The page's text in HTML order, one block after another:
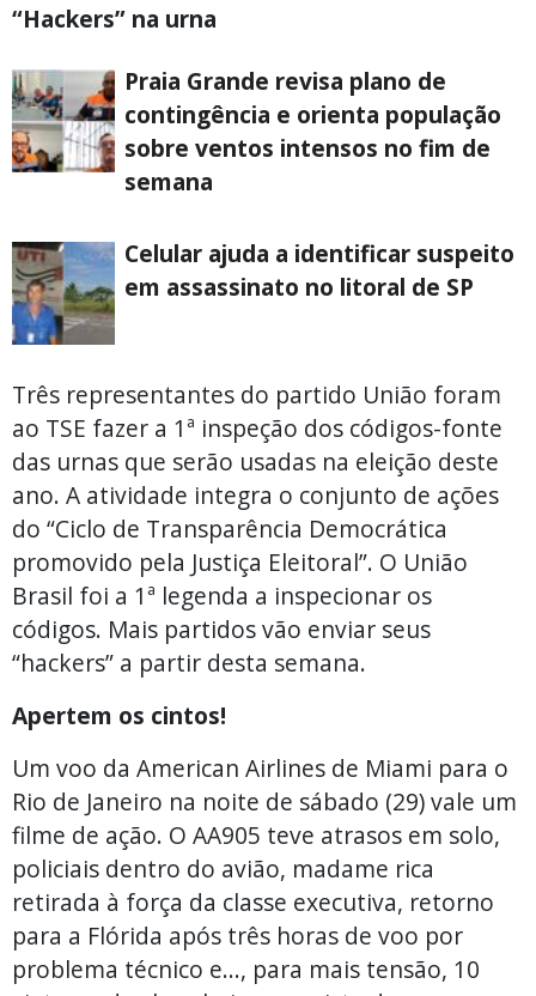
“Hackers” na urna
Praia Grande revisa plano de
contingência e orienta população
sobre ventos intensos no fim de
semana
Celular ajuda a identificar suspeito
em assassinato no litoral de SP
Três representantes do partido União foram
ao TSE fazer a 1ª inspeção dos códigos-fonte
das urnas que serão usadas na eleição deste
ano. A atividade integra o conjunto de ações
do “Ciclo de Transparência Democrática
promovido pela Justiça Eleitoral”. O União
Brasil foi a 1ª legenda a inspecionar os
códigos. Mais partidos vão enviar seus
“hackers” a partir desta semana.
Apertem os cintos!
Um voo da American Airlines de Miami para o
Rio de Janeiro na noite de sábado (29) vale um
filme de ação. O AA905 teve atrasos em solo,
policiais dentro do avião, madame rica
retirada à força da classe executiva, retorno
para a Flórida após três horas de voo por
problema técnico e..., para mais tensão, 10